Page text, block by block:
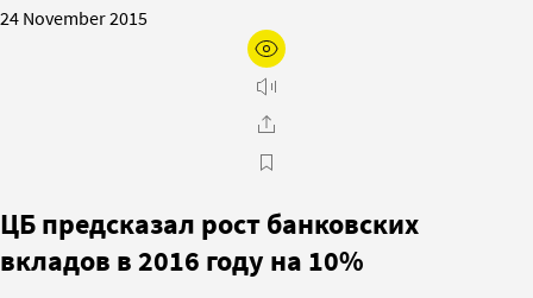
24 November 2015
ЦБ предсказал рост банковских
вкладов в 2016 году на 10%